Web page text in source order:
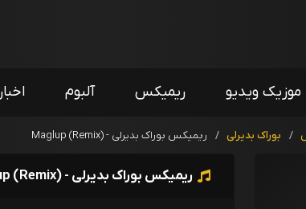
موزیک ویدیو ریمیکس آلبوم اخبار
/ بوراک بدیرلی / ریمیکس بوراک بدیرلی - Maglup (Remix)
ریمیکس بوراک بدیرلی - Maglup (Remix)